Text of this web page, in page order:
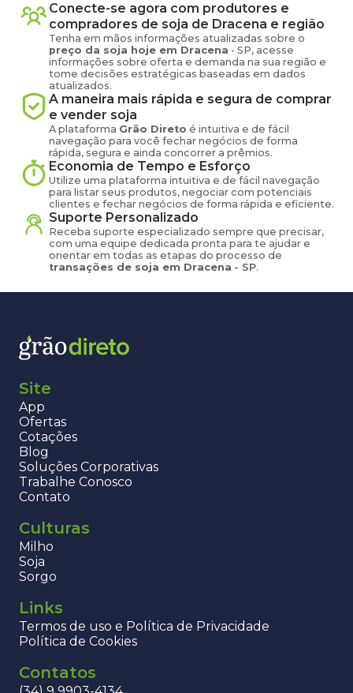
Conecte-se agora com produtores e
compradores de soja de Dracena e região
Tenha em mãos informações atualizadas sobre o
preço da soja hoje em Dracena - SP, acesse
informações sobre oferta e demanda na sua região e
tome decisões estratégicas baseadas em dados
atualizados.
A maneira mais rápida e segura de comprar
e vender soja
A plataforma Grão Direto é intuitiva e de fácil
navegação para você fechar negócios de forma
rápida, segura e ainda concorrer a prêmios.
Economia de Tempo e Esforço
Utilize uma plataforma intuitiva e de fácil navegação
para listar seus produtos, negociar com potenciais
clientes e fechar negócios de forma rápida e eficiente.
Suporte Personalizado
Receba suporte especializado sempre que precisar,
com uma equipe dedicada pronta para te ajudar e
orientar em todas as etapas do processo de
transações de soja em Dracena - SP.
Site
App
Ofertas
Cotações
Blog
Soluções Corporativas
Trabalhe Conosco
Contato
Culturas
Milho
Soja
Sorgo
Links
Termos de uso e Política de Privacidade
Política de Cookies
Contatos